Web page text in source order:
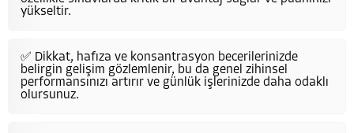
yükseltir.
✅ Dikkat, hafıza ve konsantrasyon becerilerinizde
belirgin gelişim gözlemlenir, bu da genel zihinsel
performansınızı artırır ve günlük işlerinizde daha odaklı
olursunuz.